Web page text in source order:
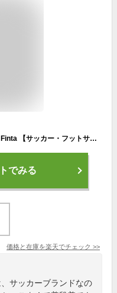
フィンタ GDZ L/S プラクティスTシャツ Finta 【サッカー・フットサル】 ウェア 大人 メンズ 長袖 プラシャツ 昇華 ロング Tシャツ ロンT 練習 トレーニング (FT8817)【ゆうパケット発送※お届けまでに1週間程かかる場合があります】
でみる
価格と在庫を楽天でチェック >>
サッカーブランドなの